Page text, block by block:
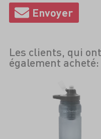
Les clients, qui
également acheté: